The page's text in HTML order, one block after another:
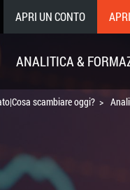
APRI UN CONTO
ANALITICA &
scambiare oggi?